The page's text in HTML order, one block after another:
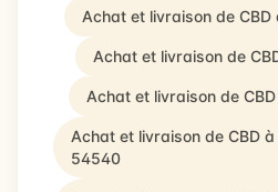
Achat et livraison de
Achat et livraison de
Achat et livraison de
Achat et livraison de CBD
54540